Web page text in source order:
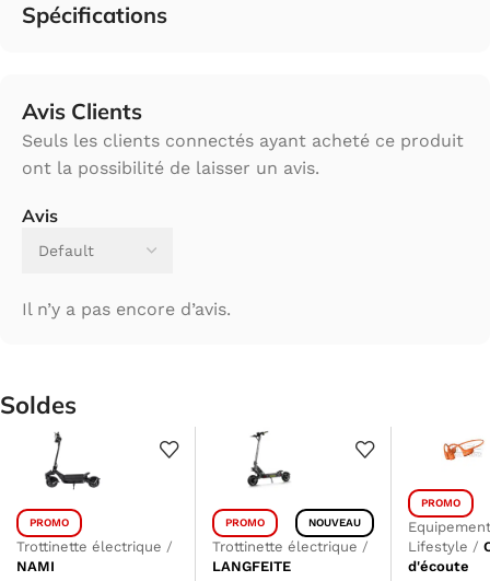
Spécifications
Avis Clients
Avis
Il n’y a pas encore d’avis.
Seuls les clients connectés ayant acheté ce produit
ont la possibilité de laisser un avis.
Soldes
PROMO
Trottinette électrique /
NAMI
PROMO NOUVEAU
Trottinette électrique /
LANGFEITE
PROMO
Lifestyle /
d'écoute